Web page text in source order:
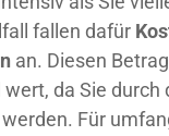
fallen dafür
an. Diesen
da Sie durch
Für